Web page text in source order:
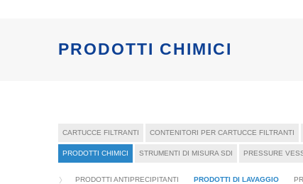
PRODOTTI CHIMICI
CARTUCCE FILTRANTI CONTENITORI PER CARTUCCE FILTRANTI
PRODOTTI CHIMICI STRUMENTI DI MISURA SDI PRESSURE
PRODOTTI ANTIPRECIPITANTI PRODOTTI DI LAVAGGIO